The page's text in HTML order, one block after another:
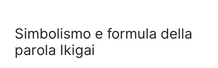
Simbolismo e formula della
parola Ikigai